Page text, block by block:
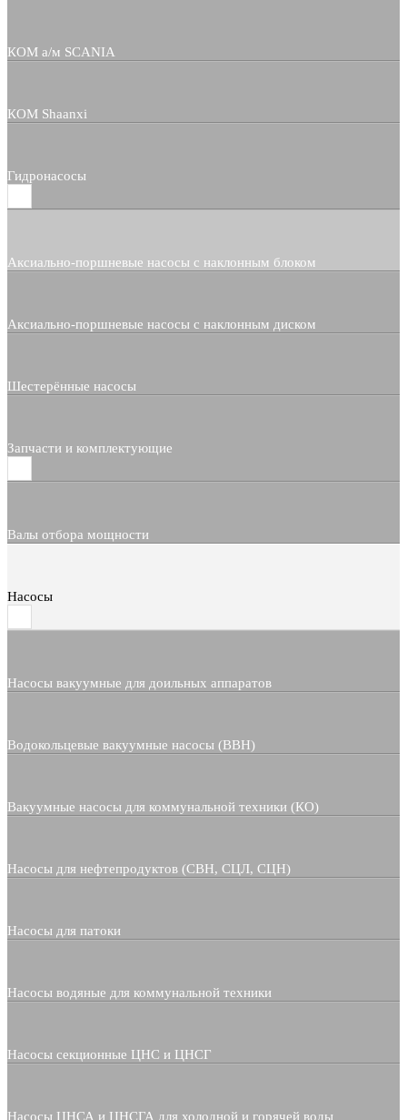
КОМ а/м SCANIA
КОМ Shaanxi
Гидронасосы
Аксиально-поршневые насосы с наклонным блоком
Аксиально-поршневые насосы с наклонным диском
Шестерённые насосы
Запчасти и комплектующие
Валы отбора мощности
Насосы
Насосы вакуумные для доильных аппаратов
Водокольцевые вакуумные насосы (ВВН)
Вакуумные насосы для коммунальной техники (КО)
Насосы для нефтепродуктов (СВН, СЦЛ, СЦН)
Насосы для патоки
Насосы водяные для коммунальной техники
Насосы секционные ЦНС и ЦНСГ
Насосы ЦНСА и ЦНСГА для холодной и горячей воды